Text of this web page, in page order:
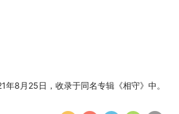
8月25日，收录于同名专辑《相守》中。